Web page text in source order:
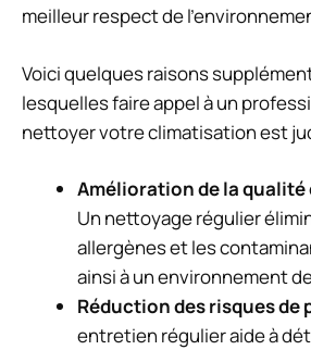
meilleur respect de
Voici quelques raisons
lesquelles faire appel à un
nettoyer votre climatisation est
Amélioration de la qualité
Un nettoyage régulier
allergènes et les
ainsi à un environnement
Réduction des risques de
entretien régulier aide à